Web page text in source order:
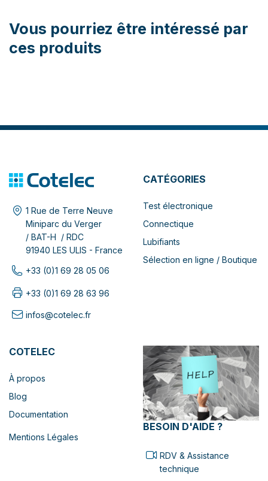
Vous pourriez être intéressé par
ces produits
1 Rue de Terre Neuve
Miniparc du Verger
/ BAT-H / RDC
91940 LES ULIS - France
+33 (0)1 69 28 05 06
+33 (0)1 69 28 63 96
infos@cotelec.fr
CATÉGORIES
Test électronique
Connectique
Lubifiants
Sélection en ligne / Boutique
COTELEC
À propos
Blog
Documentation
Mentions Légales
BESOIN D'AIDE ?
RDV & Assistance
technique